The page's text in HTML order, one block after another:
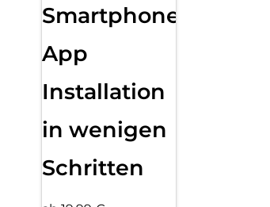
Smartphone
App
Installation
in wenigen
Schritten